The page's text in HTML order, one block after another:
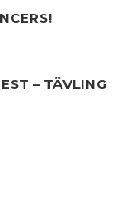
– TÄVLING